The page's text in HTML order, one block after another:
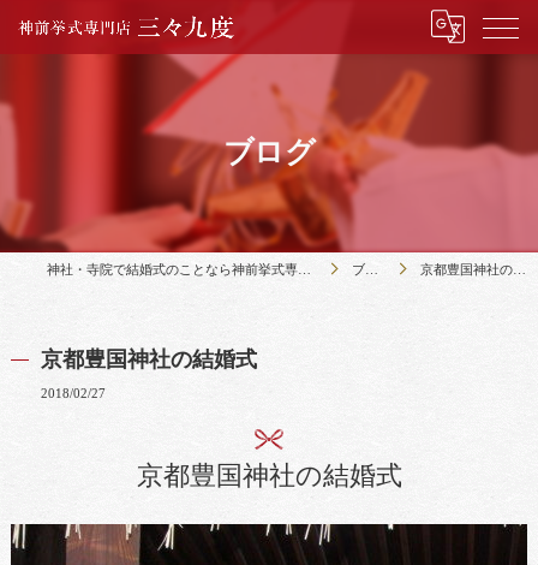
ブログ
神社・寺院で結婚式のことなら神前挙式専門店三々九度 ブログ 京都豊国神社の結婚式
京都豊国神社の結婚式
2018/02/27
京都豊国神社の結婚式